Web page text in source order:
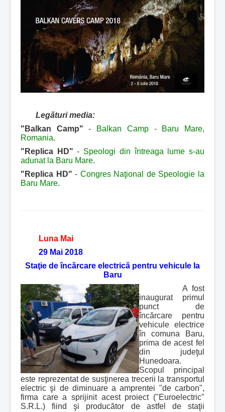
Legături media:
"Balkan Camp" -
Balkan Camp - Baru Mare,
Romania.
"Replica HD" - Speologi din întreaga lume s-au
adunat la Baru Mare.
"Replica HD" - Congres Naţional de Speologie la
Baru Mare.
Luna Mai
29 Mai 2018
Staţie de încărcare electrică pentru vehicule la
Baru
A fost
inaugurat primul
punct de
încărcare pentru
vehicule electrice
în comuna Baru,
prima de acest fel
din judeţul
Hunedoara.
Scopul principal
este reprezentat de susţinerea trecerii la transportul
electric şi de diminuare a amprentei "de carbon",
firma care a sprijinit acest proiect ("Euroelectric"
S.R.L.) fiind şi producător de astfel de staţii